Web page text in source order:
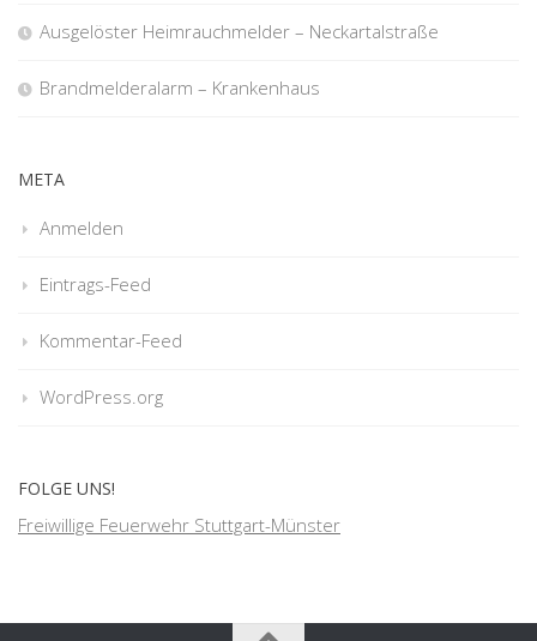
Ausgelöster Heimrauchmelder – Neckartalstraße
Brandmelderalarm – Krankenhaus
META
Anmelden
Eintrags-Feed
Kommentar-Feed
WordPress.org
FOLGE UNS!
Freiwillige Feuerwehr Stuttgart-Münster